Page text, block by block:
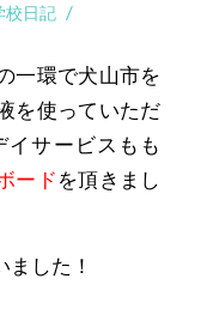
校日記 /
一環で犬山市を
を使っていただ
サービスもも
ードを頂きまし
した！